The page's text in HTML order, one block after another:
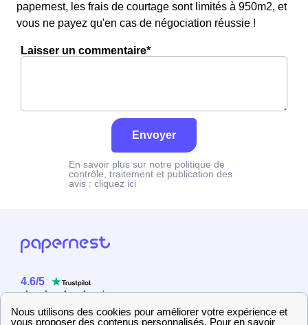
papernest, les frais de courtage sont limités à 950m2, et
vous ne payez qu'en cas de négociation réussie !
Laisser un commentaire*
Envoyer
En savoir plus sur notre politique de
contrôle, traitement et publication des
avis : cliquez ici
4.6/5
2358 utilisateurs